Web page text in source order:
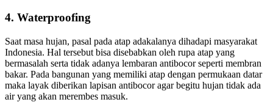
4. Waterproofing
Saat masa hujan, pasal pada atap adakalanya dihadapi masyarakat
Indonesia. Hal tersebut bisa disebabkan oleh rupa atap yang
bermasalah serta tidak adanya lembaran antibocor seperti membran
bakar. Pada bangunan yang memiliki atap dengan permukaan datar
maka layak diberikan lapisan antibocor agar begitu hujan tidak ada
air yang akan merembes masuk.